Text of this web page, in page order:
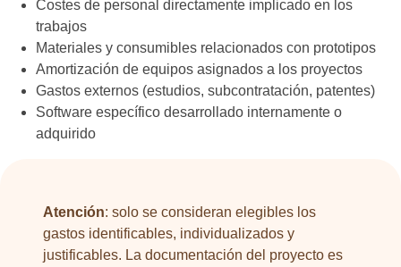
Costes de personal directamente implicado en los
trabajos
Materiales y consumibles relacionados con prototipos
Amortización de equipos asignados a los proyectos
Gastos externos (estudios, subcontratación, patentes)
Software específico desarrollado internamente o
adquirido
Atención: solo se consideran elegibles los
gastos identificables, individualizados y
justificables. La documentación del proyecto es